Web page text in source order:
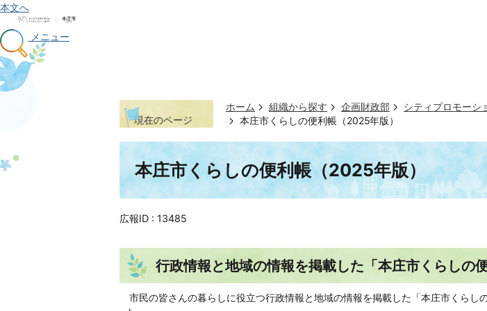
本文へ
メニュー
現在のページ
ホーム 組織から探す 企画財政部 シティプロモーシ
本庄市くらしの便利帳（2025年版）
本庄市くらしの便利帳（2025年版）
広報ID : 13485
行政情報と地域の情報を掲載した「本庄市くらしの便
市民の皆さんの暮らしに役立つ行政情報と地域の情報を掲載した「本庄市くらし